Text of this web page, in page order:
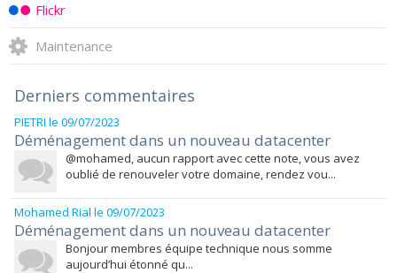
Flickr
Maintenance
Derniers commentaires
PIETRI le 09/07/2023
Déménagement dans un nouveau datacenter
@mohamed, aucun rapport avec cette note, vous avez
oublié de renouveler votre domaine, rendez vou...
Mohamed Rial le 09/07/2023
Déménagement dans un nouveau datacenter
Bonjour membres équipe technique nous somme
aujourd’hui étonné qu...